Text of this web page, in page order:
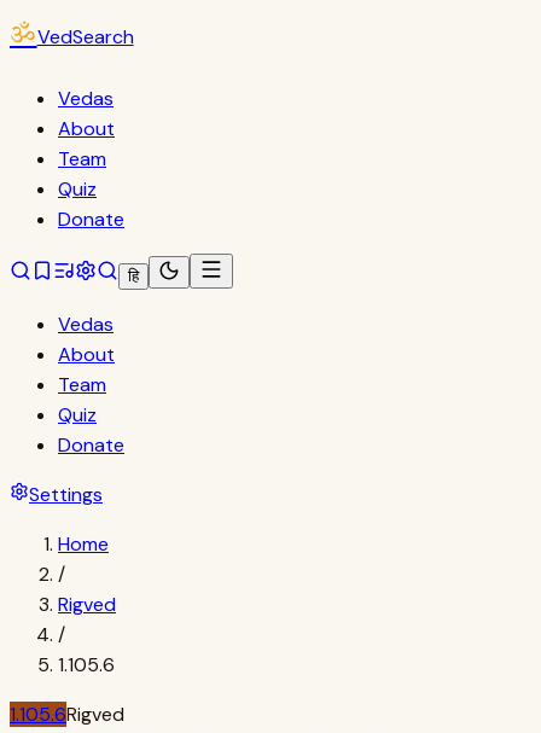
ॐVedSearch
Vedas
About
Team
Quiz
Donate
हि
Vedas
About
Team
Quiz
Donate
Settings
Home
/
Rigved
/
1.105.6
1.105.6Rigved